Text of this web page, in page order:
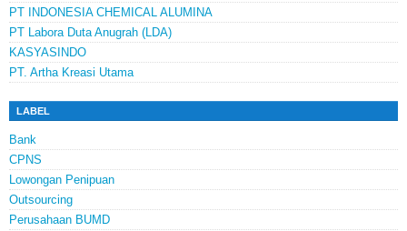
PT INDONESIA CHEMICAL ALUMINA
PT Labora Duta Anugrah (LDA)
KASYASINDO
PT. Artha Kreasi Utama
LABEL
Bank
CPNS
Lowongan Penipuan
Outsourcing
Perusahaan BUMD